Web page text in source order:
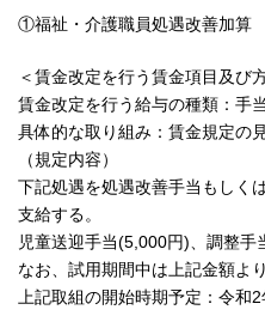
①福祉・介護職員処遇改善加算
＜賃金改定を行う賃金項目及び
賃金改定を行う給与の種類：手
具体的な取り組み：賃金規定の
（規定内容）
下記処遇を処遇改善手当もしく
支給する。
児童送迎手当(5,000円)、調整
なお、試用期間中は上記金額よ
上記取組の開始時期予定：令和